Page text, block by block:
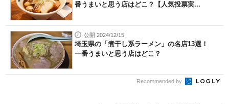
番うまいと思う店はどこ？【人気投票実...
公開 2024/12/15
埼玉県の「煮干し系ラーメン」の名店13選！
一番うまいと思う店はどこ？
Recommended by